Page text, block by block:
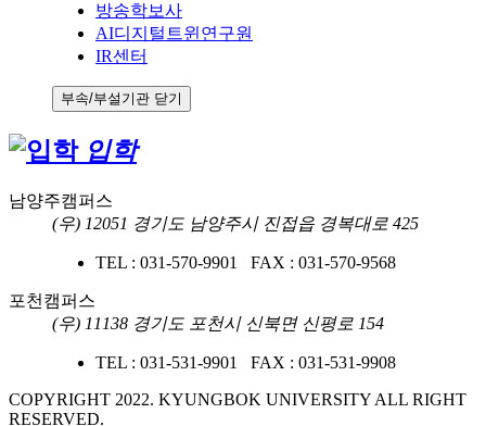
방송학보사
AI디지털트윈연구원
IR센터
부속/부설기관 닫기
입학
남양주캠퍼스
(우) 12051 경기도 남양주시 진접읍 경복대로 425
TEL : 031-570-9901 FAX : 031-570-9568
포천캠퍼스
(우) 11138 경기도 포천시 신북면 신평로 154
TEL : 031-531-9901 FAX : 031-531-9908
COPYRIGHT 2022. KYUNGBOK UNIVERSITY ALL RIGHT
RESERVED.